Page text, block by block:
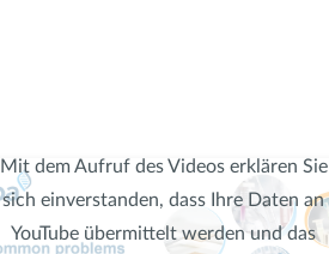
Mit dem Aufruf des Videos erklären Sie
sich einverstanden, dass Ihre Daten an
YouTube übermittelt werden und das